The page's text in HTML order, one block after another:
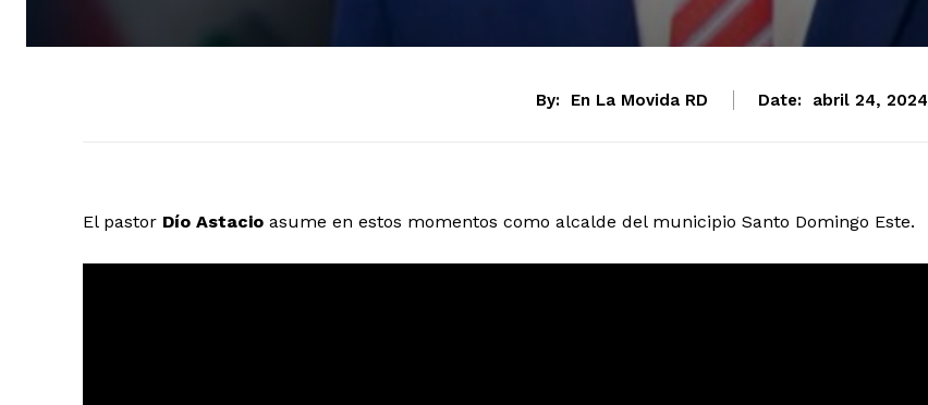
By: En La Movida RD Date: abril 24, 2024
El pastor Dío Astacio asume en estos momentos como alcalde del municipio Santo Domingo Este.